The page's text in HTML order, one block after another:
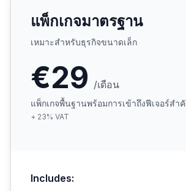
แพ็กเกจมาตรฐาน
เหมาะสำหรับธุรกิจขนาดเล็ก
€29 /เดือน
แพ็กเกจพื้นฐานพร้อมการเข้าถึงฟีเจอร์สำ
+ 23% VAT
Includes: